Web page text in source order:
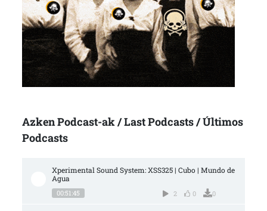
Azken Podcast-ak / Last Podcasts / Últimos
Podcasts
Xperimental Sound System: XSS325 | Cubo | Mundo de
Agua
00:51:45 2 0 0